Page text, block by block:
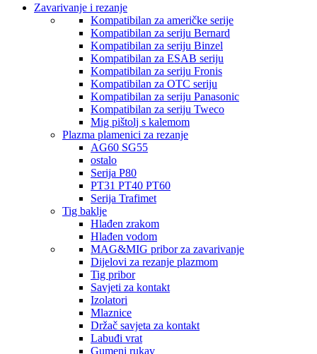
Zavarivanje i rezanje
Kompatibilan za američke serije
Kompatibilan za seriju Bernard
Kompatibilan za seriju Binzel
Kompatibilan za ESAB seriju
Kompatibilan za seriju Fronis
Kompatibilan za OTC seriju
Kompatibilan za seriju Panasonic
Kompatibilan za seriju Tweco
Mig pištolj s kalemom
Plazma plamenici za rezanje
AG60 SG55
ostalo
Serija P80
PT31 PT40 PT60
Serija Trafimet
Tig baklje
Hlađen zrakom
Hlađen vodom
MAG&MIG pribor za zavarivanje
Dijelovi za rezanje plazmom
Tig pribor
Savjeti za kontakt
Izolatori
Mlaznice
Držač savjeta za kontakt
Labuđi vrat
Gumeni rukav